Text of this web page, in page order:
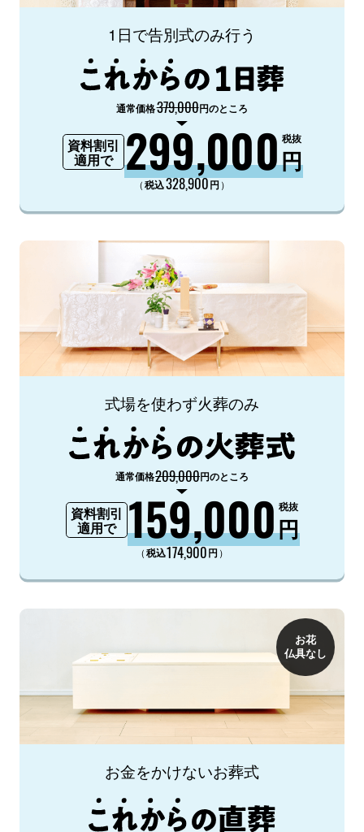
1日で告別式のみ行う
通常価格379,000円のところ
資料割引
適用で
299,000円
税抜
（税込328,900円 ）
式場を使わず火葬のみ
通常価格209,000円のところ
資料割引
適用で
159,000円
税抜
（税込174,900円 ）
お花
仏具なし
お金をかけないお葬式